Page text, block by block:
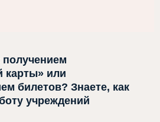
карты» или
билетов? Знаете, как
учреждений